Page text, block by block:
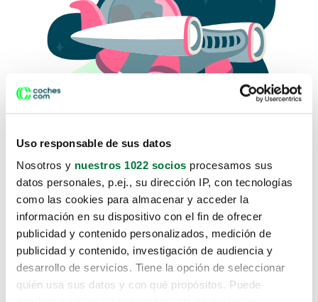
Uso responsable de sus datos
Nosotros y nuestros 1022 socios procesamos sus
datos personales, p.ej., su dirección IP, con tecnologías
como las cookies para almacenar y acceder la
información en su dispositivo con el fin de ofrecer
publicidad y contenido personalizados, medición de
publicidad y contenido, investigación de audiencia y
desarrollo de servicios. Tiene la opción de seleccionar
quién usa sus datos y con qué propósitos. Puede
Lo sentimos, no sabemos como
te hemos traido hasta aquí.
Pero puedes encontrar el coche que estás
buscando en alguno de estos enlaces: